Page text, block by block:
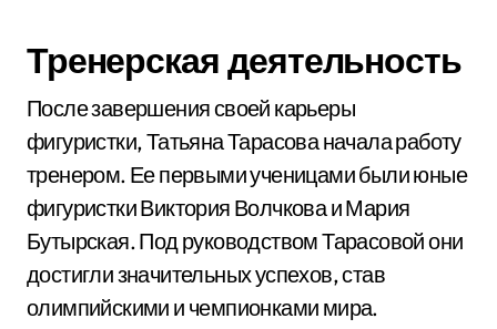
Тренерская деятельность
После завершения своей карьеры
фигуристки, Татьяна Тарасова начала работу
тренером. Ее первыми ученицами были юные
фигуристки Виктория Волчкова и Мария
Бутырская. Под руководством Тарасовой они
достигли значительных успехов, став
олимпийскими и чемпионками мира.